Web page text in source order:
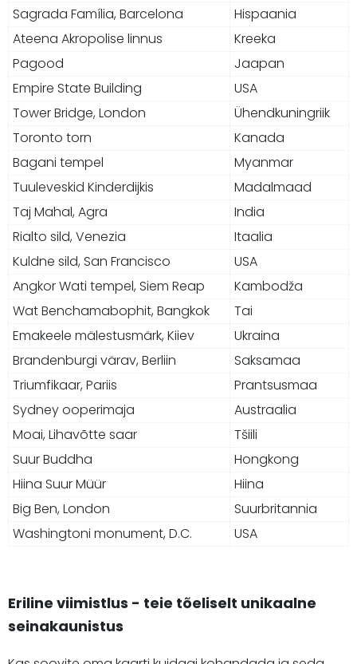
Sagrada Família, Barcelona
Hispaania
Ateena Akropolise linnus
Kreeka
Pagood
Jaapan
Empire State Building
USA
Tower Bridge, London
Ühendkuningriik
Toronto torn
Kanada
Bagani tempel
Myanmar
Tuuleveskid Kinderdijkis
Madalmaad
Taj Mahal, Agra
India
Rialto sild, Venezia
Itaalia
Kuldne sild, San Francisco
USA
Angkor Wati tempel, Siem Reap
Kambodža
Wat Benchamabophit, Bangkok
Tai
Emakeele mälestusmärk, Kiiev
Ukraina
Brandenburgi värav, Berliin
Saksamaa
Triumfikaar, Pariis
Prantsusmaa
Sydney ooperimaja
Austraalia
Moai, Lihavõtte saar
Tšiili
Suur Buddha
Hongkong
Hiina Suur Müür
Hiina
Big Ben, London
Suurbritannia
Washingtoni monument, D.C.
USA
Eriline viimistlus - teie tõeliselt unikaalne
seinakaunistus